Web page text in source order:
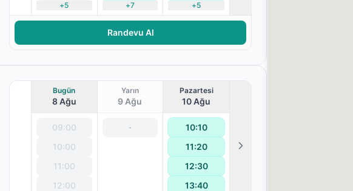
+5 +7 +5
Randevu Al
Bugün
8 Ağu
09:00
10:00
11:00
12:00
Yarın
9 Ağu
-
Pazartesi
10 Ağu
10:10
11:20
12:30
13:40